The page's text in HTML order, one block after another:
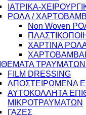
ΙΑΤΡΙΚΑ-
ΡΟΛΑ /
Non Woven
ΧΑΡΤΙΝΑ
ΤΡΑΥΜΑΤΩΝ
FILM DRESSING
ΑΠΟΣΤΕΙΡΩΜΕΝΑ
ΑΥΤΟΚΟΛΛΗΤΑ
ΜΙΚΡΟΤΡΑΥΜΑΤΩΝ
ΓΑΖΕΣ